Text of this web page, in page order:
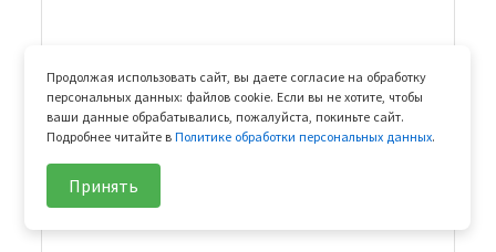
ЗАДНЯЯ ПОДВЕСКА
ПЕРЕДНЯЯ ПОДВЕСКА
ТРАНСМИССИЯ
Продолжая использовать сайт, вы даете согласие на обработку
персональных данных: файлов cookie. Если вы не хотите, чтобы
ваши данные обрабатывались, пожалуйста, покиньте сайт.
Подробнее читайте вПолитике обработки персональных данных.
Принять